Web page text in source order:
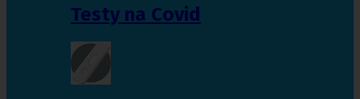
Testy na Covid